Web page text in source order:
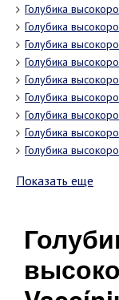
Голубика
Голубика
Голубика
Голубика
Голубика
Голубика
Голубика
Голубика
Голубика
Показать еще
Голубика